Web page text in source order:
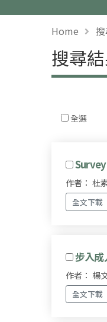
Home
搜尋
全選
作者： 杜
全文下載
步入成
作者： 楊
全文下載